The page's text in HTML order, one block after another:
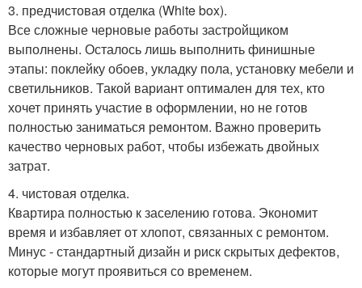
3. предчистовая отделка (White box).
Все сложные черновые работы застройщиком
выполнены. Осталось лишь выполнить финишные
этапы: поклейку обоев, укладку пола, установку мебели и
светильников. Такой вариант оптимален для тех, кто
хочет принять участие в оформлении, но не готов
полностью заниматься ремонтом. Важно проверить
качество черновых работ, чтобы избежать двойных
затрат.
4. чистовая отделка.
Квартира полностью к заселению готова. Экономит
время и избавляет от хлопот, связанных с ремонтом.
Минус - стандартный дизайн и риск скрытых дефектов,
которые могут проявиться со временем.